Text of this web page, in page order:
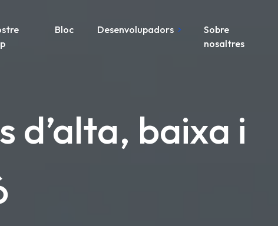
Bloc Desenvolupadors
Sobre
nosaltres
d’alta, baixa i